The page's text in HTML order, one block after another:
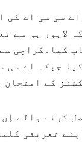
اے سی سی اے
لاہور ہی سے
کیا۔کراچی
جبکہ اے
کے
کرنے والے
تعریفی